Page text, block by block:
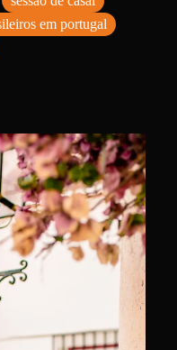
em portugal